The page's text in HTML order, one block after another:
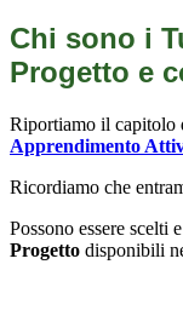
Chi sono i
Progetto e
Riportiamo il capitolo
Apprendimento
Ricordiamo che
Possono essere scelti
Progetto disponibili